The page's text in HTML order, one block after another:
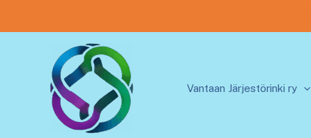
Vantaan Järjestörinki ry